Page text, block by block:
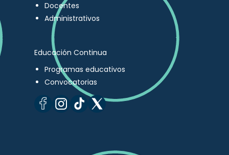
Docentes
Administrativos
Educación Continua
Programas educativos
Convocatorias